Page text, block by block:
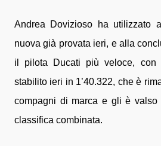
Andrea Dovizioso ha utilizzato
nuova già provata ieri, e alla
il pilota Ducati più veloce, con
stabilito ieri in 1’40.322, che è
compagni di marca e gli è valso
classifica combinata.